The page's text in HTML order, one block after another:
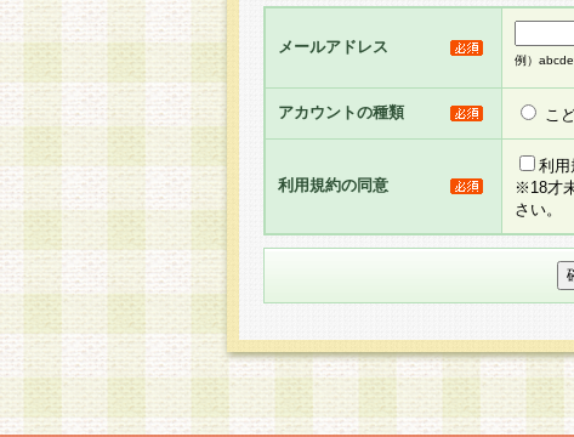
して告知の案内を配信または本サイ
るものとします。
5.当社がお聞きする個人情報は、す
のと考えております。従って、会員登
合には、当社はその個人情報をお預
社の取扱商品やサービス等をご利用
い。
6.当社は、お客様から当社が保有し
められた場合には、ご本人様である
せ先となります。
第2条 会員の資格
1.会員とは、本規約等を承諾のうえ、
メールアドレス
例）
アカウントの種類 こ
利用規約の同意
利用
※18才
さい。